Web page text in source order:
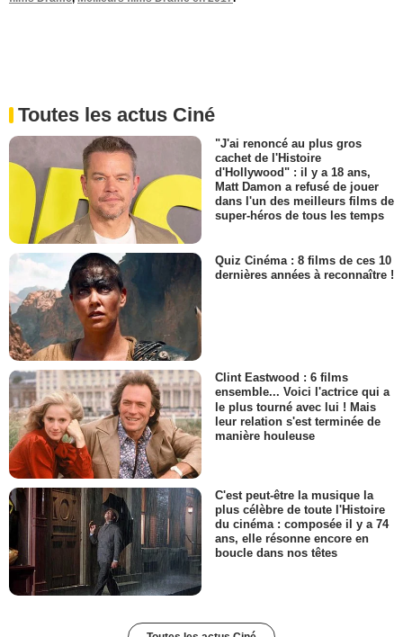
Toutes les actus Ciné
"J'ai renoncé au plus gros
cachet de l'Histoire
d'Hollywood" : il y a 18 ans,
Matt Damon a refusé de jouer
dans l'un des meilleurs films de
super-héros de tous les temps
Quiz Cinéma : 8 films de ces 10
dernières années à reconnaître !
Clint Eastwood : 6 films
ensemble... Voici l'actrice qui a
le plus tourné avec lui ! Mais
leur relation s'est terminée de
manière houleuse
C'est peut-être la musique la
plus célèbre de toute l'Histoire
du cinéma : composée il y a 74
ans, elle résonne encore en
boucle dans nos têtes